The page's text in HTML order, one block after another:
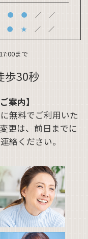
● ● ／ ／
● ★ ／ ／
まで
歩30秒
案内】
無料でご利用いた
更は、前日までに
絡ください。